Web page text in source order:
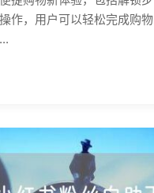
作，用户可以轻松完成购物